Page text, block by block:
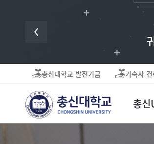
총신대학교 발전기금 기숙사
총신